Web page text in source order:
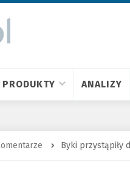
PRODUKTY ANALIZY
Byki przystąpiły